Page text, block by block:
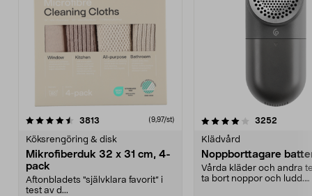
3813 (9,97/st)
Köksrengöring & disk
Mikrofiberduk 32 x 31 cm, 4-
pack
Aftonbladets "självklara favorit” i
test av d...
4.0av 5 stjärnor 3252
Klädvård
Noppborttagare
Vårda kläder och andra
ta bort noppor och ludd.
4.5av 5 stjärnor